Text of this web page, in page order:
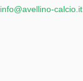
info@avellino-calcio.it